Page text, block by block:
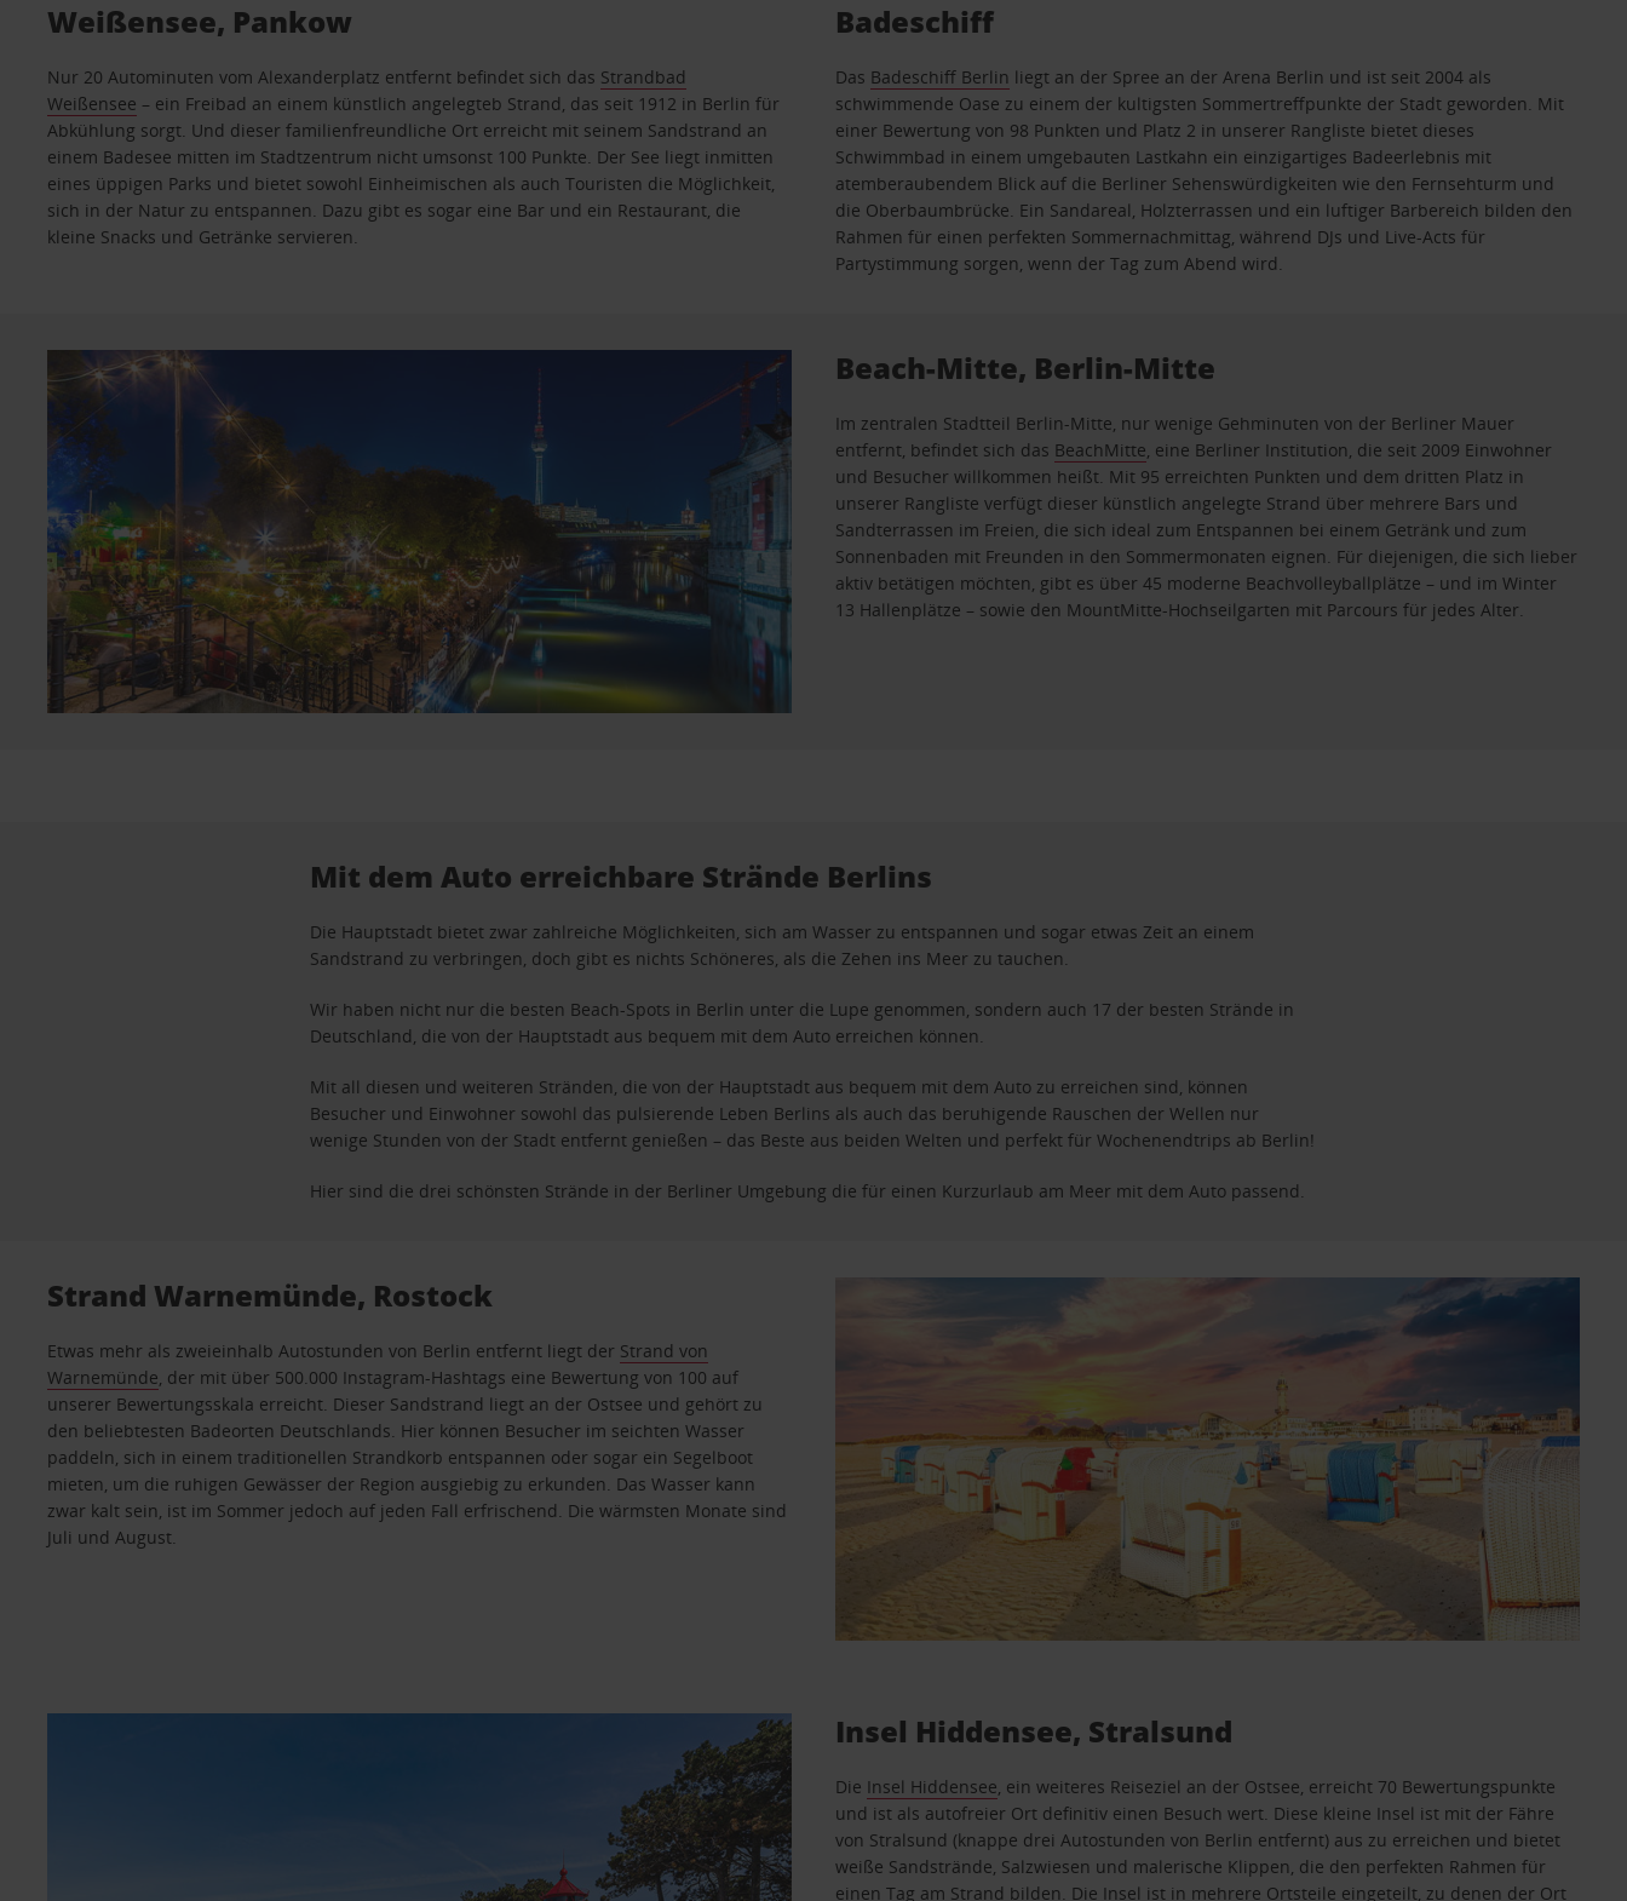
Weißensee, Pankow
Nur 20 Autominuten vom Alexanderplatz entfernt befindet sich das Strandbad
Weißensee – ein Freibad an einem künstlich angelegteb Strand, das seit 1912 in Berlin für
Abkühlung sorgt. Und dieser familienfreundliche Ort erreicht mit seinem Sandstrand an
einem Badesee mitten im Stadtzentrum nicht umsonst 100 Punkte. Der See liegt inmitten
eines üppigen Parks und bietet sowohl Einheimischen als auch Touristen die Möglichkeit,
sich in der Natur zu entspannen. Dazu gibt es sogar eine Bar und ein Restaurant, die
kleine Snacks und Getränke servieren.
Badeschiff
Das Badeschiff Berlin liegt an der Spree an der Arena Berlin und ist seit 2004 als
schwimmende Oase zu einem der kultigsten Sommertreffpunkte der Stadt geworden. Mit
einer Bewertung von 98 Punkten und Platz 2 in unserer Rangliste bietet dieses
Schwimmbad in einem umgebauten Lastkahn ein einzigartiges Badeerlebnis mit
atemberaubendem Blick auf die Berliner Sehenswürdigkeiten wie den Fernsehturm und
die Oberbaumbrücke. Ein Sandareal, Holzterrassen und ein luftiger Barbereich bilden den
Rahmen für einen perfekten Sommernachmittag, während DJs und Live-Acts für
Partystimmung sorgen, wenn der Tag zum Abend wird.
Beach-Mitte, Berlin-Mitte
Im zentralen Stadtteil Berlin-Mitte, nur wenige Gehminuten von der Berliner Mauer
entfernt, befindet sich das BeachMitte, eine Berliner Institution, die seit 2009 Einwohner
und Besucher willkommen heißt. Mit 95 erreichten Punkten und dem dritten Platz in
unserer Rangliste verfügt dieser künstlich angelegte Strand über mehrere Bars und
Sandterrassen im Freien, die sich ideal zum Entspannen bei einem Getränk und zum
Sonnenbaden mit Freunden in den Sommermonaten eignen. Für diejenigen, die sich lieber
aktiv betätigen möchten, gibt es über 45 moderne Beachvolleyballplätze – und im Winter
13 Hallenplätze – sowie den MountMitte-Hochseilgarten mit Parcours für jedes Alter.
Mit dem Auto erreichbare Strände Berlins
Die Hauptstadt bietet zwar zahlreiche Möglichkeiten, sich am Wasser zu entspannen und sogar etwas Zeit an einem
Sandstrand zu verbringen, doch gibt es nichts Schöneres, als die Zehen ins Meer zu tauchen.
Wir haben nicht nur die besten Beach-Spots in Berlin unter die Lupe genommen, sondern auch 17 der besten Strände in
Deutschland, die von der Hauptstadt aus bequem mit dem Auto erreichen können.
Mit all diesen und weiteren Stränden, die von der Hauptstadt aus bequem mit dem Auto zu erreichen sind, können
Besucher und Einwohner sowohl das pulsierende Leben Berlins als auch das beruhigende Rauschen der Wellen nur
wenige Stunden von der Stadt entfernt genießen – das Beste aus beiden Welten und perfekt für Wochenendtrips ab Berlin!
Hier sind die drei schönsten Strände in der Berliner Umgebung die für einen Kurzurlaub am Meer mit dem Auto passend.
Strand Warnemünde, Rostock
Etwas mehr als zweieinhalb Autostunden von Berlin entfernt liegt der Strand von
Warnemünde, der mit über 500.000 Instagram-Hashtags eine Bewertung von 100 auf
unserer Bewertungsskala erreicht. Dieser Sandstrand liegt an der Ostsee und gehört zu
den beliebtesten Badeorten Deutschlands. Hier können Besucher im seichten Wasser
paddeln, sich in einem traditionellen Strandkorb entspannen oder sogar ein Segelboot
mieten, um die ruhigen Gewässer der Region ausgiebig zu erkunden. Das Wasser kann
zwar kalt sein, ist im Sommer jedoch auf jeden Fall erfrischend. Die wärmsten Monate sind
Juli und August.
Insel Hiddensee, Stralsund
Die Insel Hiddensee, ein weiteres Reiseziel an der Ostsee, erreicht 70 Bewertungspunkte
und ist als autofreier Ort definitiv einen Besuch wert. Diese kleine Insel ist mit der Fähre
von Stralsund (knappe drei Autostunden von Berlin entfernt) aus zu erreichen und bietet
weiße Sandstrände, Salzwiesen und malerische Klippen, die den perfekten Rahmen für
einen Tag am Strand bilden. Die Insel ist in mehrere Ortsteile eingeteilt, zu denen der Ort